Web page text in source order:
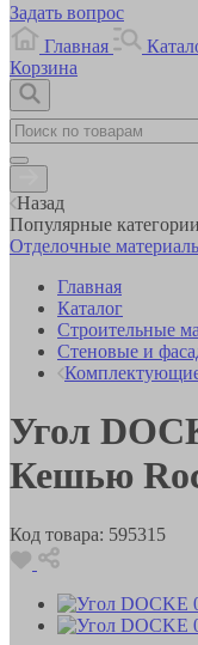
Задать вопрос
Главная
Корзина
Назад
Популярные категории
Отделочные
Главная
Каталог
Строительные
Стеновые и
Угол
Кешью
Код товара: 595315